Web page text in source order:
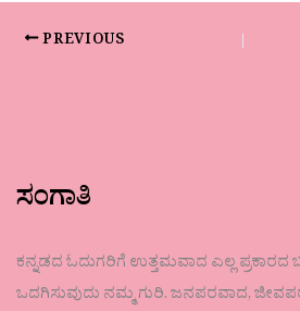
PREVIOUS
ಸಂಗಾತಿ
ಕನ್ನಡದ ಓದುಗರಿಗೆ ಉತ್ತಮವಾದ ಎಲ್ಲ ಪ್ರಕಾರದ
ಒದಗಿಸುವುದು ನಮ್ಮ ಗುರಿ. ಜನಪರವಾದ,